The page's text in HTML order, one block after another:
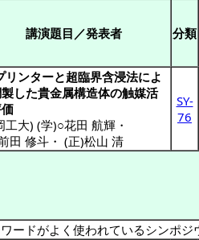
講演題目／発表者 分類
リンターと超臨界含浸法によ
製した貴金属構造体の触媒活
工大) (学)○花田 航輝 ・
田 修斗 ・ (正)松山 清
SY-
76
ードがよく使われているシンポ